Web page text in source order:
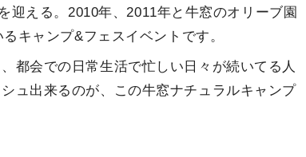
迎える。2010年、2011年と牛窓のオリーブ園
キャンプ&フェスイベントです。
都会での日常生活で忙しい日々が続いてる人
ュ出来るのが、この牛窓ナチュラルキャンプ